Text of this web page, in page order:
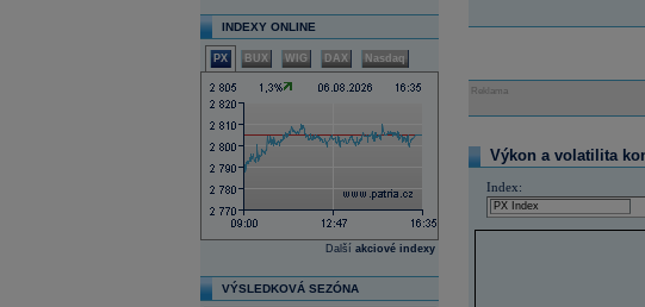
INDEXY ONLINE
PX BUX WIG DAX Nasdaq
Další akciové indexy
VÝSLEDKOVÁ SEZÓNA
Reklama
Výkon a volatilita
Index: